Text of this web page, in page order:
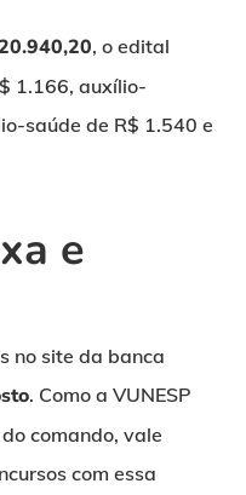
, o edital
1.166, auxílio-
saúde de R$ 1.540 e
e
no site da banca
. Como a VUNESP
comando, vale
com essa